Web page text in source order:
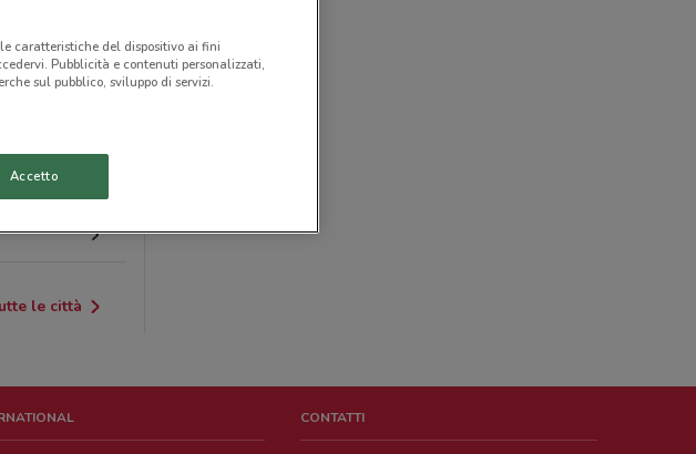
le città
CONTATTI
caratteristiche del dispositivo ai fini
Pubblicità e contenuti personalizzati,
sul pubblico, sviluppo di servizi.
Accetto